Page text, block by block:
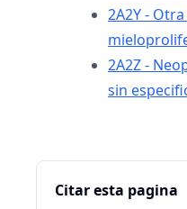
2A2Y -
2A2Z -
sin
Citar esta pagina